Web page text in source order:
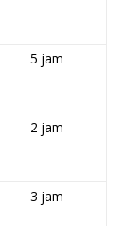
5 jam
2 jam
3 jam